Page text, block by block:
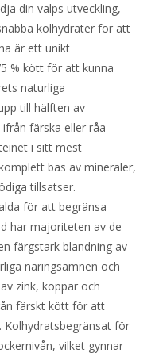
din valps utveckling,
kolhydrater för att
är ett unikt
% kött för att kunna
naturliga
till hälften av
färska eller råa
i sitt mest
bas av mineraler,
tillsatser.
för att begränsa
har majoriteten av de
färgstark blandning av
näringsämnen och
zink, koppar och
färskt kött för att
Kolhydratsbegränsat för
vilket gynnar